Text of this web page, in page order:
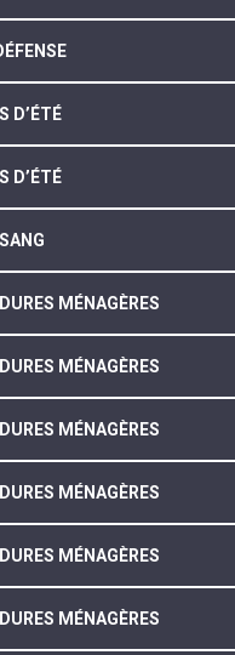
D’ÉTÉ
D’ÉTÉ
MÉNAGÈRES
MÉNAGÈRES
MÉNAGÈRES
MÉNAGÈRES
MÉNAGÈRES
MÉNAGÈRES